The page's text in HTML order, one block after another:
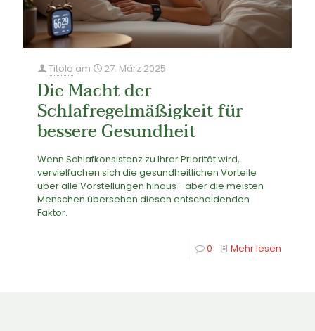
Titolo am 27. März 2025
Die Macht der
Schlafregelmäßigkeit für
bessere Gesundheit
Wenn Schlafkonsistenz zu Ihrer Priorität wird,
vervielfachen sich die gesundheitlichen Vorteile
über alle Vorstellungen hinaus—aber die meisten
Menschen übersehen diesen entscheidenden
Faktor.
0 Mehr lesen